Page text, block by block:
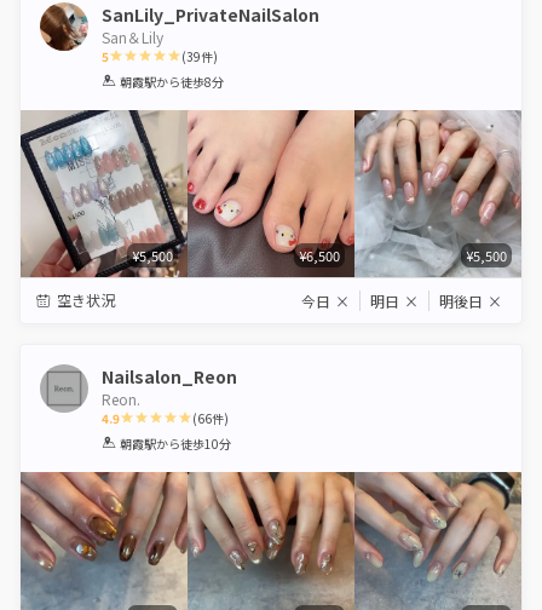
SanLily_PrivateNailSalon
San＆Lily
5
1 2 3 4 5
(39件)
朝霞駅から徒歩8分
¥5,500 ¥6,500 ¥5,500
空き状況 今日 × 明日 × 明後日 ×
Nailsalon_Reon
Reon.
4.9
1 2 3 4 5
(66件)
朝霞駅から徒歩10分